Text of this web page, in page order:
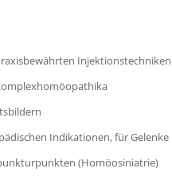
Indikationen, für
(Homöosiniatrie)